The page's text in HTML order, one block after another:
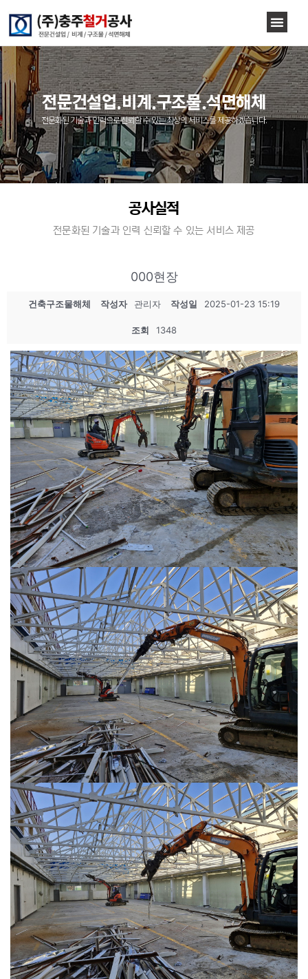
전문건설업.비계.구조물.석면해체
전문화된 기술과 인력으로 신뢰할 수 있는 최상의 서비스를 제공하겠습니다.
공사실적
전문화된 기술과 인력 신뢰할 수 있는 서비스 제공
000현장
건축구조물해체 작성자 관리자 작성일 2025-01-23 15:19
조회 1348